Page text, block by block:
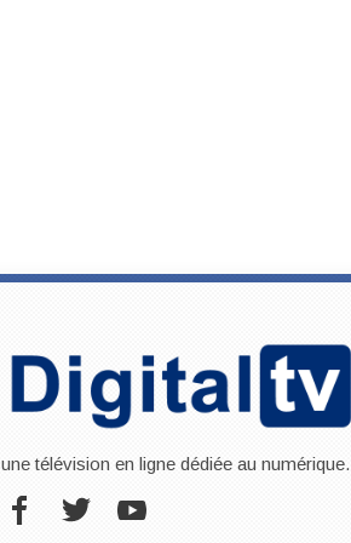
une télévision en ligne dédiée au numérique.